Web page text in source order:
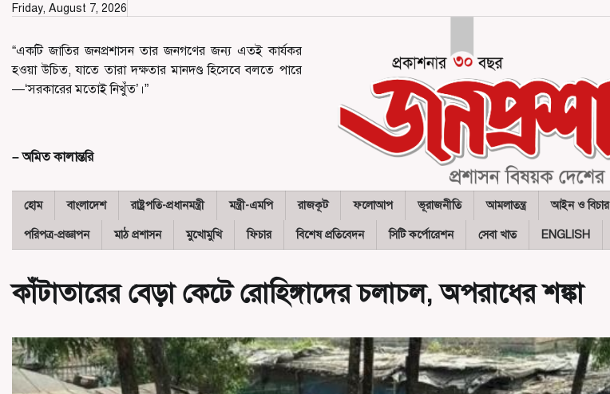
Skip
content
Friday, August 7, 2026
“একটি জাতির জনপ্রশাসন তার জনগণের জন্য এতই কার্যকর
হওয়া উচিত, যাতে তারা দক্ষতার মানদণ্ড হিসেবে বলতে পারে
—‘সরকারের মতোই নিখুঁত’।”
– অমিত কালান্তরি
হোম বাংলাদেশ রাষ্ট্রপতি-প্রধানমন্ত্রী মন্ত্রী-এমপি রাজকূট ফলোআপ ভূরাজনীতি আমলাতন্ত্র আইন ও বিচার
পরিপত্র-প্রজ্ঞাপন মাঠ প্রশাসন মুখোমুখি ফিচার বিশেষ প্রতিবেদন সিটি কর্পোরেশন সেবা খাত ENGLISH
কাঁটাতারের বেড়া কেটে রোহিঙ্গাদের চলাচল, অপরাধের শঙ্কা